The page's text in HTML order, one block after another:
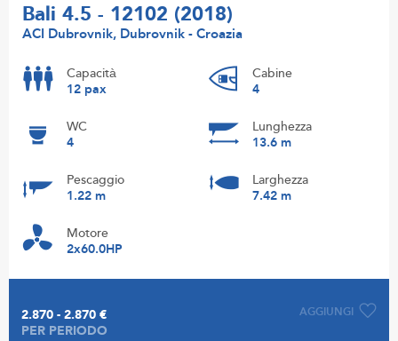
Bali 4.5 - 12102 (2018)
ACI Dubrovnik, Dubrovnik - Croazia
Capacità
12 pax
Cabine
4
WC
4
Lunghezza
13.6 m
Pescaggio
1.22 m
Larghezza
7.42 m
Motore
2x60.0HP
AGGIUNGI
2.870 - 2.870 €
PER PERIODO